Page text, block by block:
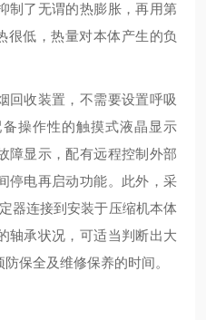
制了无谓的热膨胀，再用第
很低，热量对本体产生的负
回收装置，不需要设置呼吸
操作性的触摸式液晶显示
障显示，配有远程控制外部
停电再启动功能。此外，采
器连接到安装于压缩机本体
轴承状况，可适当判断出大
保全及维修保养的时间。